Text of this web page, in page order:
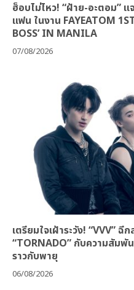
ฮ็อบไม่ไหว! “ฝ้าย-อะตอม”
แฟน ในงาน FAYEATOM
BOSS’ IN MANILA
07/08/2026
เตรียมใจเฝ้าระวัง! “VVV” ฉี
“TORNADO” กับความสัมพั
ราวกับพายุ
06/08/2026